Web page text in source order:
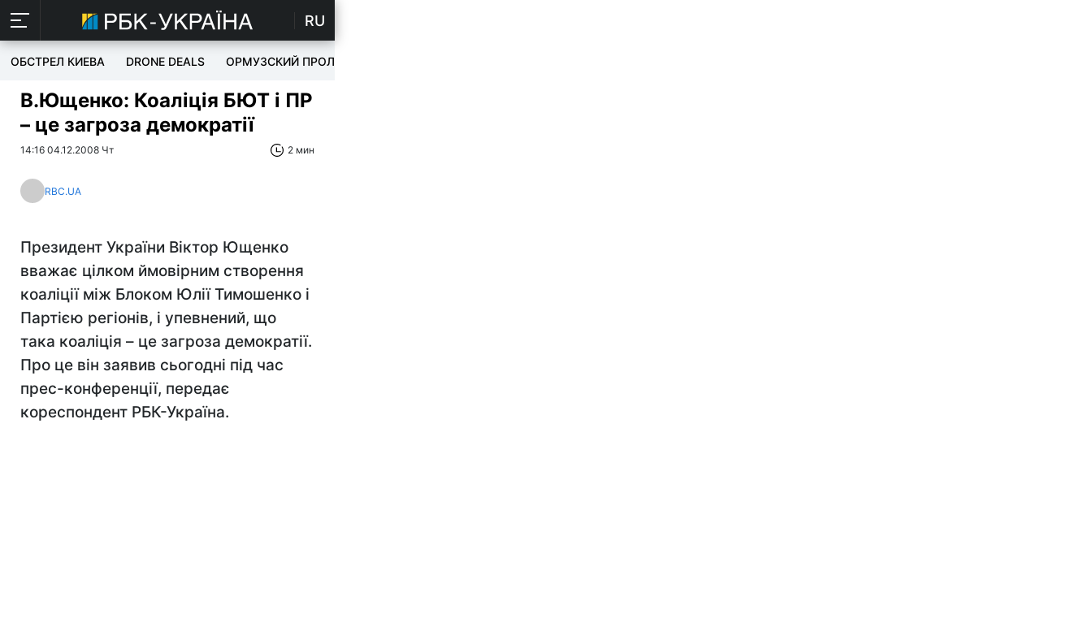
RU
ОБСТРЕЛ КИЕВА DRONE DEALS ОРМУЗСКИЙ ПРОЛИВ
В.Ющенко: Коаліція БЮТ і ПР
– це загроза демократії
14:16 04.12.2008 Чт 2 мин
RBC.UA
Президент України Віктор Ющенко
вважає цілком ймовірним створення
коаліції між Блоком Юлії Тимошенко і
Партією регіонів, і упевнений, що
така коаліція – це загроза демократії.
Про це він заявив сьогодні під час
прес-конференції, передає
кореспондент РБК-Україна.